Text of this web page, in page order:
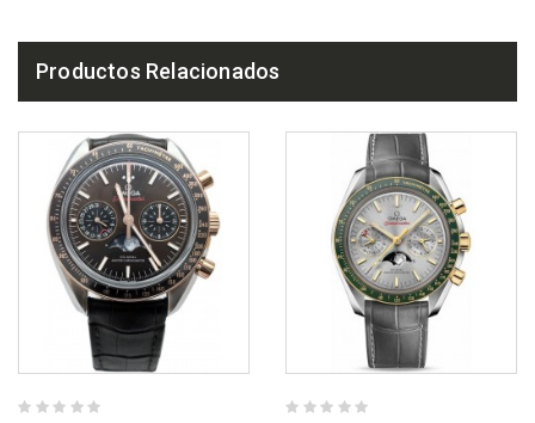
Productos Relacionados